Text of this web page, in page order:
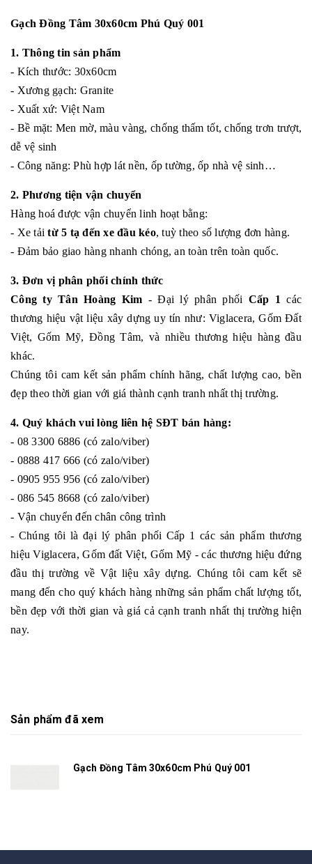
Gạch Đồng Tâm 30x60cm Phú Quý 001
1. Thông tin sản phẩm
- Kích thước: 30x60cm
- Xương gạch: Granite
- Xuất xứ: Việt Nam
- Bề mặt: Men mờ, màu vàng, chống thấm tốt, chống trơn trượt,
dễ vệ sinh
- Công năng: Phù hợp lát nền, ốp tường, ốp nhà vệ sinh…
2. Phương tiện vận chuyển
Hàng hoá được vận chuyển linh hoạt bằng:
- Xe tảitừ 5 tạ đến xe đầu kéo, tuỳ theo số lượng đơn hàng.
- Đảm bảo giao hàng nhanh chóng, an toàn trên toàn quốc.
3. Đơn vị phân phối chính thức
Công ty Tân Hoàng Kim - Đại lý phân phối Cấp 1 các
thương hiệu vật liệu xây dựng uy tín như: Viglacera, Gốm Đất
Việt, Gốm Mỹ, Đồng Tâm, và nhiều thương hiệu hàng đầu
khác.
Chúng tôi cam kết sản phẩm chính hãng, chất lượng cao, bền
đẹp theo thời gian với giá thành cạnh tranh nhất thị trường.
4. Quý khách vui lòng liên hệ SĐT bán hàng:
- 08 3300 6886 (có zalo/viber)
- 0888 417 666 (có zalo/viber)
- 0905 955 956 (có zalo/viber)
- 086 545 8668 (có zalo/viber)
- Vận chuyển đến chân công trình
- Chúng tôi là đại lý phân phối Cấp 1 các sản phẩm thương
hiệu Viglacera, Gốm đất Việt, Gốm Mỹ - các thương hiệu đứng
đầu thị trường về Vật liệu xây dựng. Chúng tôi cam kết sẽ
mang đến cho quý khách hàng những sản phẩm chất lượng tốt,
bền đẹp với thời gian và giá cả cạnh tranh nhất thị trường hiện
nay.
Sản phẩm đã xem
Gạch Đồng Tâm 30x60cm Phú Quý 001